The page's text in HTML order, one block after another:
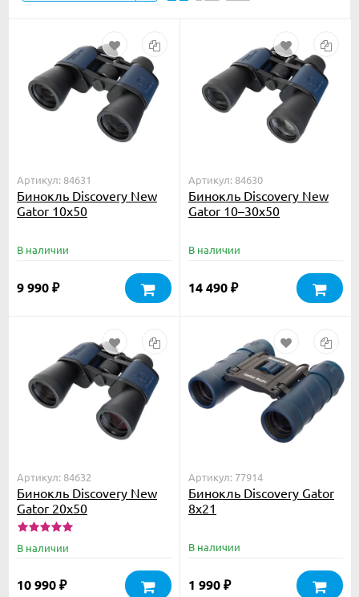
Артикул: 84631
Бинокль Discovery New
Gator 10x50
В наличии
9 990 ₽
Артикул: 84630
Бинокль Discovery New
Gator 10–30x50
В наличии
14 490 ₽
Артикул: 84632
Бинокль Discovery New
Gator 20x50
В наличии
10 990 ₽
Артикул: 77914
Бинокль Discovery Gator
8x21
В наличии
1 990 ₽